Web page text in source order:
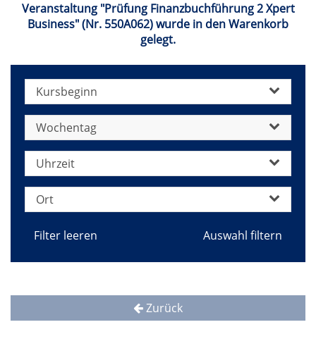
Veranstaltung "Prüfung Finanzbuchführung 2 Xpert
Business" (Nr. 550A062) wurde in den Warenkorb
gelegt.
Kursbeginn
Wochentag
Uhrzeit
Ort
Filter leeren
Zurück